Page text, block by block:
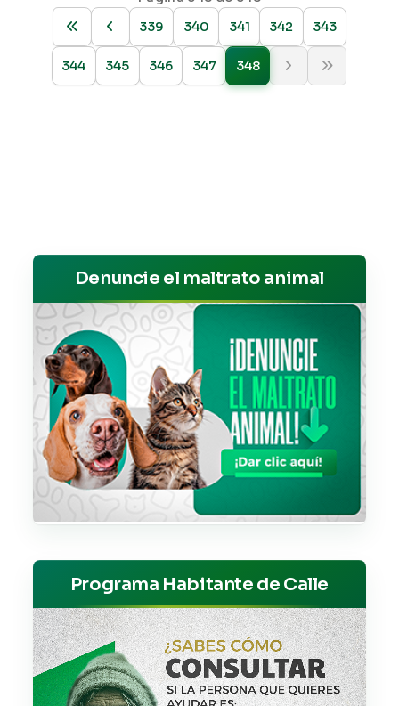
339
340 341 342 343
344 345 346 347 348
Denuncie el maltrato animal
Programa Habitante de Calle